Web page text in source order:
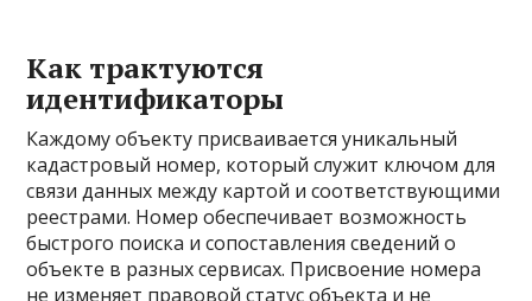
Как трактуются
идентификаторы
Каждому объекту присваивается уникальный
кадастровый номер, который служит ключом для
связи данных между картой и соответствующими
реестрами. Номер обеспечивает возможность
быстрого поиска и сопоставления сведений о
объекте в разных сервисах. Присвоение номера
не изменяет правовой статус объекта и не